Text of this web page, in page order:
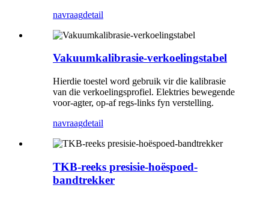
navraagdetail
Vakuumkalibrasie-verkoelingstabel
Hierdie toestel word gebruik vir die kalibrasie
van die verkoelingsprofiel. Elektries bewegende
voor-agter, op-af regs-links fyn verstelling.
navraagdetail
TKB-reeks presisie-hoëspoed-
bandtrekker